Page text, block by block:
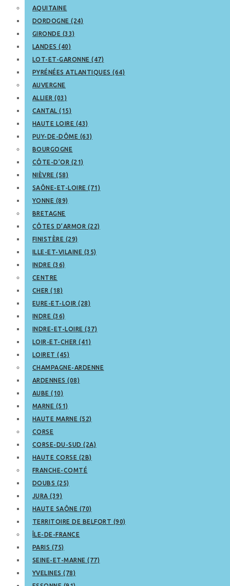
AQUITAINE
DORDOGNE (24)
GIRONDE (33)
LANDES (40)
LOT-ET-GARONNE (47)
PYRÉNÉES ATLANTIQUES (64)
AUVERGNE
ALLIER (03)
CANTAL (15)
HAUTE LOIRE (43)
PUY-DE-DÔME (63)
BOURGOGNE
CÔTE-D’OR (21)
NIÈVRE (58)
SAÔNE-ET-LOIRE (71)
YONNE (89)
BRETAGNE
CÔTES D’ARMOR (22)
FINISTÈRE (29)
ILLE-ET-VILAINE (35)
INDRE (36)
CENTRE
CHER (18)
EURE-ET-LOIR (28)
INDRE (36)
INDRE-ET-LOIRE (37)
LOIR-ET-CHER (41)
LOIRET (45)
CHAMPAGNE-ARDENNE
ARDENNES (08)
AUBE (10)
MARNE (51)
HAUTE MARNE (52)
CORSE
CORSE-DU-SUD (2A)
HAUTE CORSE (2B)
FRANCHE-COMTÉ
DOUBS (25)
JURA (39)
HAUTE SAÔNE (70)
TERRITOIRE DE BELFORT (90)
ÎLE-DE-FRANCE
PARIS (75)
SEINE-ET-MARNE (77)
YVELINES (78)